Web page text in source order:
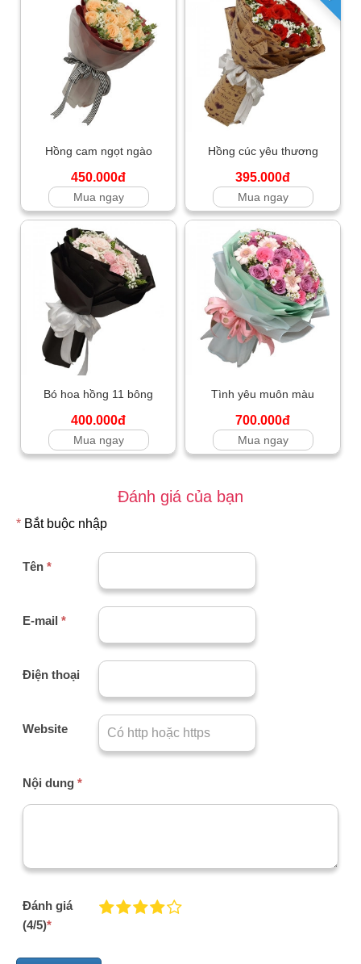
Hồng cam ngọt ngào
450.000đ
Mua ngay
Hồng cúc yêu thương
395.000đ
Mua ngay
Bó hoa hồng 11 bông
400.000đ
Mua ngay
Tình yêu muôn màu
700.000đ
Mua ngay
Đánh giá của bạn
* Bắt buộc nhập
Tên *
E-mail *
Điện thoại
Website
Nội dung *
Đánh giá
(4/5)*